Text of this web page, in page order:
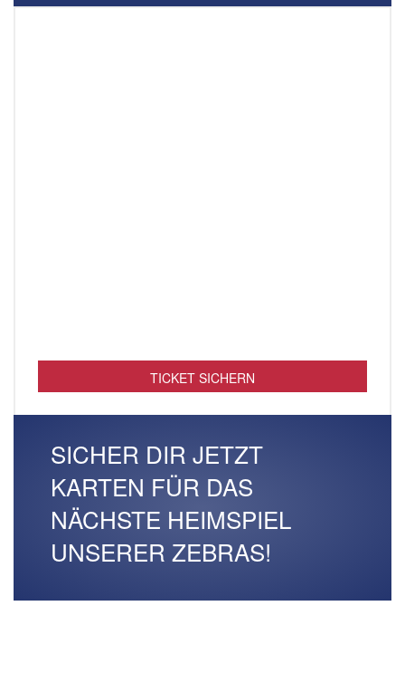
TICKET SICHERN
SICHER DIR JETZT
KARTEN FÜR DAS
NÄCHSTE HEIMSPIEL
UNSERER ZEBRAS!